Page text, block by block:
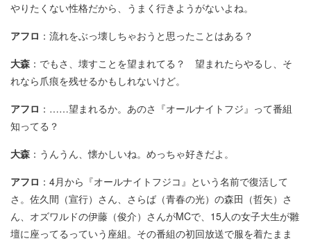
やりたくない性格だから、うまく行きようがないよね。
アフロ ：流れをぶっ壊しちゃおうと思ったことはある？
大森 ：でもさ、壊すことを望まれてる？ 望まれたらやるし、そ
れなら爪痕を残せるかもしれないけど。
アフロ ：……望まれるか。あのさ『オールナイトフジ』って番組
知ってる？
大森 ：うんうん、懐かしいね。めっちゃ好きだよ。
アフロ ：4月から『オールナイトフジコ』という名前で復活して
さ。佐久間（宣⾏）さん、さらば（青春の光）の森田（哲⽮）さ
ん、オズワルドの伊藤（俊介）さんがMCで、15人の女子大生が雛
壇に座ってるっていう座組。その番組の初回放送で服を着たまま